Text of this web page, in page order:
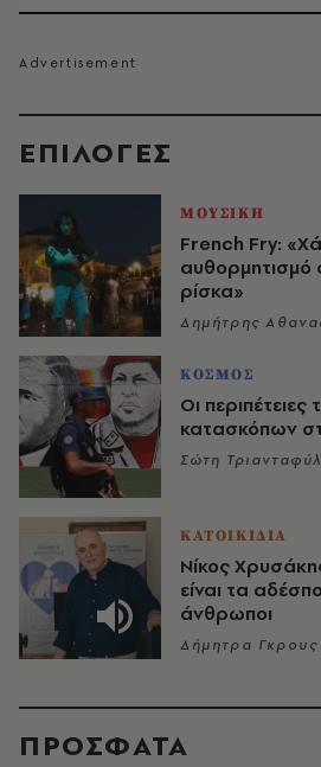
EΠΙΛΟΓΈΣ
ΜΟΥΣΙΚΗ
French Fry:
αυθορμητισμό
ρίσκα»
Δημήτρης
ΚΟΣΜΟΣ
Οι
κατασκόπων
Σώτη
ΚΑΤΟΙΚΙΔΙΑ
Νίκος
είναι τα
άνθρωποι
Δήμητρα Γκρους
ΠΡΟΣΦΑΤΑ